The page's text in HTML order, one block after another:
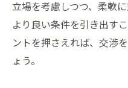
立場を考慮しつつ、柔軟
より良い条件を引き出す
ントを押さえれば、交渉
ょう。